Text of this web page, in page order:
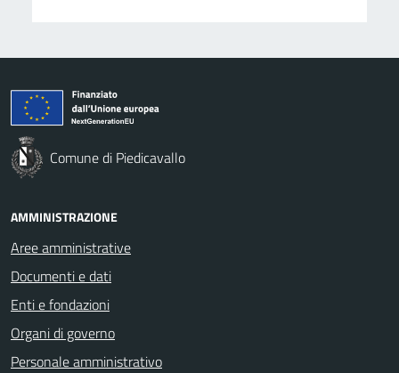
Comune di Piedicavallo
AMMINISTRAZIONE
Aree amministrative
Documenti e dati
Enti e fondazioni
Organi di governo
Personale amministrativo